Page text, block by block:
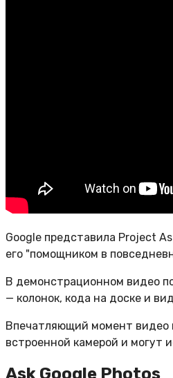
Google представила Project
его "помощником в
В демонстрационном видео
— колонок, кода на доске и
Впечатляющий момент видео
встроенной камерой и могут
Ask Google Photos